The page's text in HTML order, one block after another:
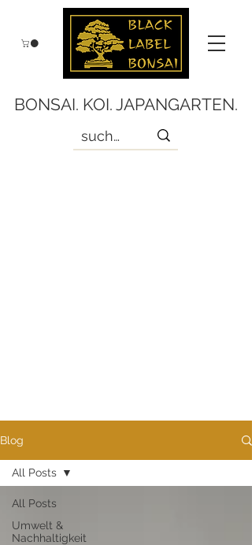
BONSAI. KOI. JAPANGARTEN.
Blog
All Posts
Umwelt &
Nachhaltigkeit
All Posts